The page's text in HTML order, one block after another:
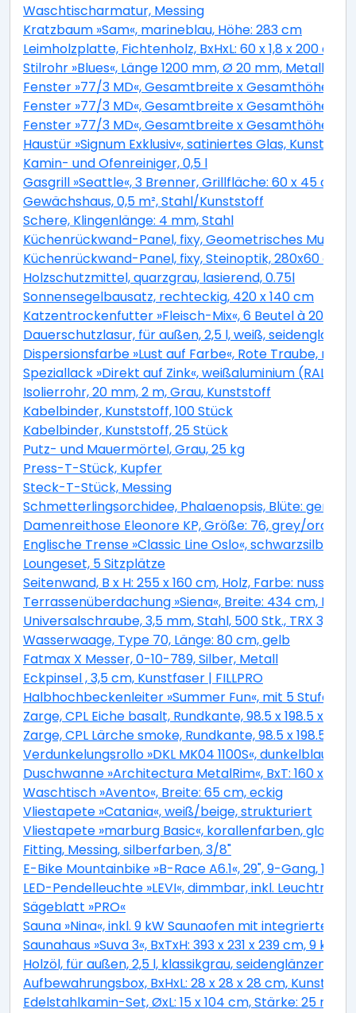
Waschtischarmatur, Messing
Kratzbaum »Sam«, marineblau, Höhe: 283 cm
Leimholzplatte, Fichtenholz, BxHxL: 60 x 1,8 x 200 cm
Stilrohr »Blues«, Länge 1200 mm, Ø 20 mm, Metall
Fenster »77/3 MD«, Gesamtbreite x Gesamthöhe:
Fenster »77/3 MD«, Gesamtbreite x Gesamthöhe:
Fenster »77/3 MD«, Gesamtbreite x Gesamthöhe:
Haustür »Signum Exklusiv«, satiniertes Glas,
Kamin- und Ofenreiniger, 0,5 l
Gasgrill »Seattle«, 3 Brenner, Grillfläche: 60 x 45 cm,
Gewächshaus, 0,5 m², Stahl/Kunststoff
Schere, Klingenlänge: 4 mm, Stahl
Küchenrückwand-Panel, fixy, Geometrisches
Küchenrückwand-Panel, fixy, Steinoptik, 280x60 cm
Holzschutzmittel, quarzgrau, lasierend, 0.75l
Sonnensegelbausatz, rechteckig, 420 x 140 cm
Katzentrockenfutter »Fleisch-Mix«, 6 Beutel à 2000 g
Dauerschutzlasur, für außen, 2,5 l, weiß,
Dispersionsfarbe »Lust auf Farbe«, Rote Traube, matt
Speziallack »Direkt auf Zink«, weißaluminium (RAL
Isolierrohr, 20 mm, 2 m, Grau, Kunststoff
Kabelbinder, Kunststoff, 100 Stück
Kabelbinder, Kunststoff, 25 Stück
Putz- und Mauermörtel, Grau, 25 kg
Press-T-Stück, Kupfer
Steck-T-Stück, Messing
Schmetterlingsorchidee, Phalaenopsis, Blüte:
Damenreithose Eleonore KP, Größe: 76, grey/orange
Englische Trense »Classic Line Oslo«, schwarzsilber,
Loungeset, 5 Sitzplätze
Seitenwand, B x H: 255 x 160 cm, Holz, Farbe:
Terrassenüberdachung »Siena«, Breite: 434 cm,
Universalschraube, 3,5 mm, Stahl, 500 Stk., TRX
Wasserwaage, Type 70, Länge: 80 cm, gelb
Fatmax X Messer, 0-10-789, Silber, Metall
Eckpinsel , 3,5 cm, Kunstfaser | FILLPRO
Halbhochbeckenleiter »Summer Fun«, mit 5 Stufen,
Zarge, CPL Eiche basalt, Rundkante, 98.5 x 198.5 x 33
Zarge, CPL Lärche smoke, Rundkante, 98.5 x 198.5 x
Verdunkelungsrollo »DKL MK04 1100S«, dunkelblau,
Duschwanne »Architectura MetalRim«, BxT: 160 x 90
Waschtisch »Avento«, Breite: 65 cm, eckig
Vliestapete »Catania«, weiß/beige, strukturiert
Vliestapete »marburg Basic«, korallenfarben, glatt
Fitting, Messing, silberfarben, 3/8"
E-Bike Mountainbike »B-Race A6.1«, 29", 9-Gang, 13.4
LED-Pendelleuchte »LEVI«, dimmbar, inkl.
Sägeblatt »PRO«
Sauna »Nina«, inkl. 9 kW Saunaofen mit integrierter
Saunahaus »Suva 3«, BxTxH: 393 x 231 x 239 cm, 9
Holzöl, für außen, 2,5 l, klassikgrau, seidenglänzend
Aufbewahrungsbox, BxHxL: 28 x 28 x 28 cm,
Edelstahlkamin-Set, ØxL: 15 x 104 cm, Stärke: 25 mm,